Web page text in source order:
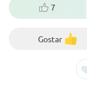
7
Gostar